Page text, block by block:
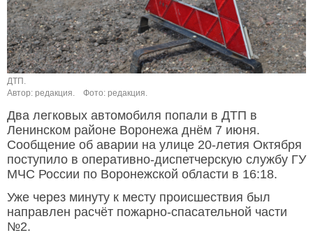
ДТП.
Автор: редакция.
Фото: редакция.
Два легковых автомобиля попали в ДТП в
Ленинском районе Воронежа днём 7 июня.
Сообщение об аварии на улице 20-летия Октября
поступило в оперативно-диспетчерскую службу ГУ
МЧС России по Воронежской области в 16:18.
Уже через минуту к месту происшествия был
направлен расчёт пожарно-спасательной части
№2.